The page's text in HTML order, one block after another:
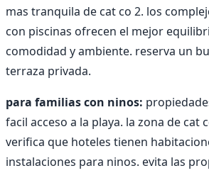
mas tranquila de cat co 2. los
con piscinas ofrecen el mejor
comodidad y ambiente. reserva un
terraza privada.
para familias con ninos:
facil acceso a la playa. la zona de cat
verifica que hoteles tienen
instalaciones para ninos. evita las